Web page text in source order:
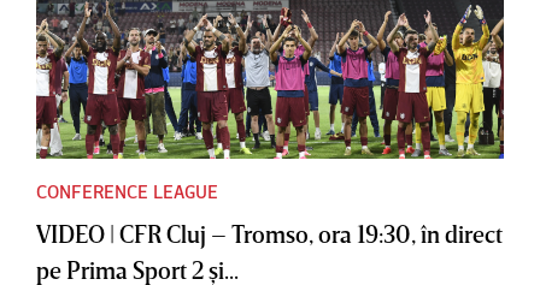
CONFERENCE LEAGUE
VIDEO | CFR Cluj – Tromso, ora 19:30, în direct
pe Prima Sport 2 şi...